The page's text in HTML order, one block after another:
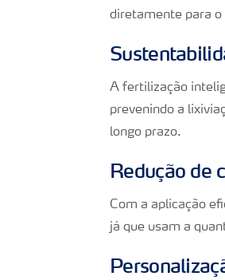
diretamente para o
A fertilização
prevenindo a
longo prazo.
Redução de
Com a aplicação
já que usam a